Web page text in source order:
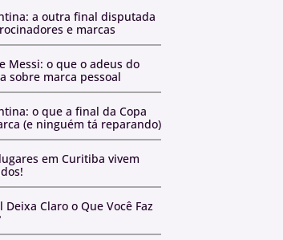
a outra final disputada
e marcas
Messi: o que o adeus do
sobre marca pessoal
o que a final da Copa
(e ninguém tá reparando)
em Curitiba vivem
Claro o Que Você Faz